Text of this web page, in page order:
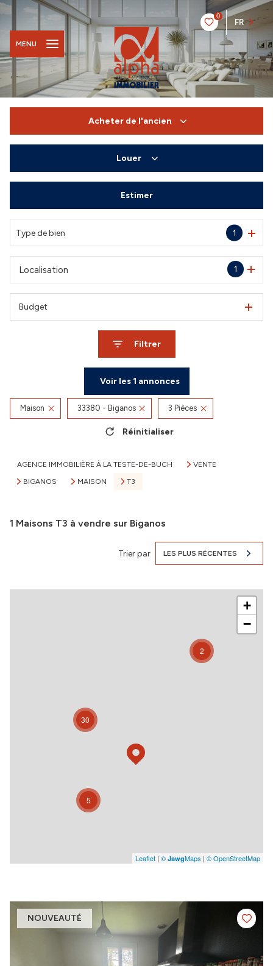
0
FR
MENU
Acheter de l'ancien
Du neuf
De l'immo pro
Louer
De l'immo pro
Estimer
Type de bien 1
1
Localisation
Budget
Filtrer
Voir les 1 annonces
Maison 33380 - Biganos 3 Pièces
Réinitialiser
AGENCE IMMOBILIÈRE À LA TESTE-DE-BUCH
VENTE
BIGANOS
MAISON T3
1 Maisons T3 à vendre sur Biganos
Trier par LES PLUS RÉCENTES
2
5
30
+
−
Leaflet | © JawgMaps | © OpenStreetMap
NOUVEAUTÉ